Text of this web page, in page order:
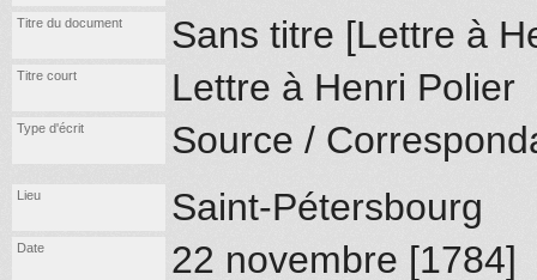
Titre du document Sans titre [Lettre à
Titre court Lettre à Henri Polier
Type d'écrit Source /
Lieu Saint-Pétersbourg
Date 22 novembre [1784]